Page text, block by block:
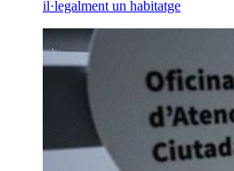
il·legalment un habitatge